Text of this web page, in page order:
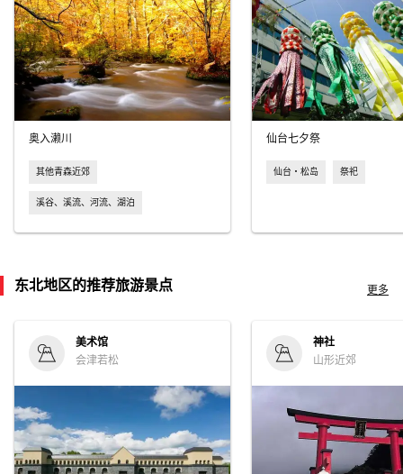
奥入濑川
其他青森近郊
溪谷、溪流、河流、湖泊
仙台七夕祭
仙台・松岛 祭祀
东北地区的推荐旅游景点 更多
美术馆
会津若松
神社
山形近郊